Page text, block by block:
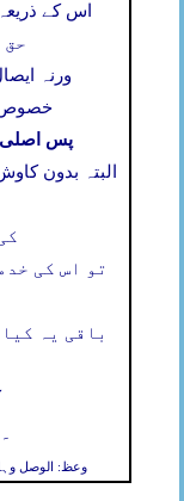
اس کے
حق
ورنہ
خصوص
پس اصلی
البتہ بدون
تو اس کی
باقی یہ
۔
وعظ: الوصل